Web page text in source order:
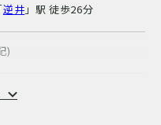
逆井 」駅 徒歩26分
)